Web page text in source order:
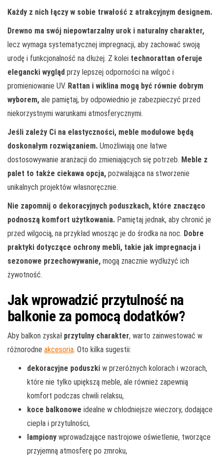
Każdy z nich łączy w sobie trwałość z atrakcyjnym designem.
Drewno ma swój niepowtarzalny urok i naturalny charakter,
lecz wymaga systematycznej impregnacji, aby zachować swoją
urodę i funkcjonalność na dłużej. Z kolei technorattan oferuje
elegancki wygląd przy lepszej odporności na wilgoć i
promieniowanie UV. Rattan i wiklina mogą być równie dobrym
wyborem, ale pamiętaj, by odpowiednio je zabezpieczyć przed
niekorzystnymi warunkami atmosferycznymi.
Jeśli zależy Ci na elastyczności, meble modułowe będą
doskonałym rozwiązaniem. Umożliwiają one łatwe
dostosowywanie aranżacji do zmieniających się potrzeb. Meble z
palet to także ciekawa opcja, pozwalająca na stworzenie
unikalnych projektów własnoręcznie.
Nie zapomnij o dekoracyjnych poduszkach, które znacząco
podnoszą komfort użytkowania. Pamiętaj jednak, aby chronić je
przed wilgocią, na przykład wnosząc je do środka na noc. Dobre
praktyki dotyczące ochrony mebli, takie jak impregnacja i
sezonowe przechowywanie, mogą znacznie wydłużyć ich
żywotność.
Jak wprowadzić przytulność na
balkonie za pomocą dodatków?
Aby balkon zyskał przytulny charakter, warto zainwestować w
różnorodne akcesoria. Oto kilka sugestii:
dekoracyjne poduszki w przeróżnych kolorach i wzorach,
które nie tylko upiększą meble, ale również zapewnią
komfort podczas chwili relaksu,
koce balkonowe idealne w chłodniejsze wieczory, dodające
ciepła i przytulności,
lampiony wprowadzające nastrojowe oświetlenie, tworzące
przyjemną atmosferę po zmroku,